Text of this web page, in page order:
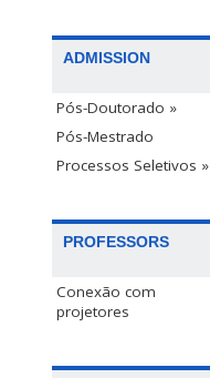
ADMISSION
Pós-Doutorado »
Pós-Mestrado
Processos Seletivos »
PROFESSORS
Conexão com
projetores